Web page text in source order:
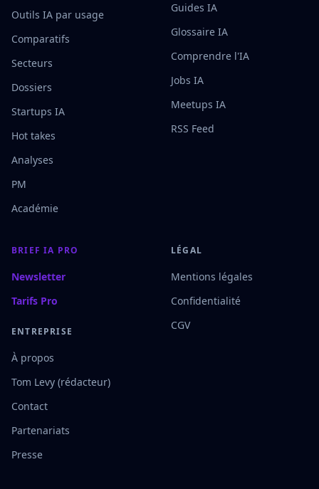
Outils IA par usage
Comparatifs
Secteurs
Dossiers
Startups IA
Hot takes
Analyses
PM
Académie
Guides IA
Glossaire IA
Comprendre l'IA
Jobs IA
Meetups IA
RSS Feed
BRIEF IA PRO
Newsletter
Tarifs Pro
ENTREPRISE
À propos
Tom Levy (rédacteur)
Contact
Partenariats
Presse
LÉGAL
Mentions légales
Confidentialité
CGV